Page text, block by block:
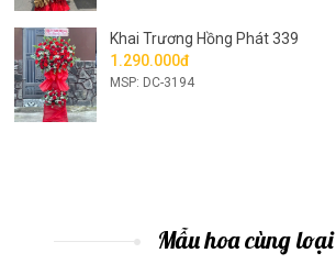
Khai Trương Hồng Phát 339
1.290.000đ
MSP: DC-3194
Mẫu hoa cùng loại